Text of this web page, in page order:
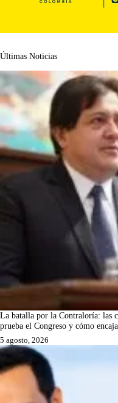
Últimas Noticias
La batalla por la Contraloría: las
prueba el Congreso y cómo
5 agosto, 2026